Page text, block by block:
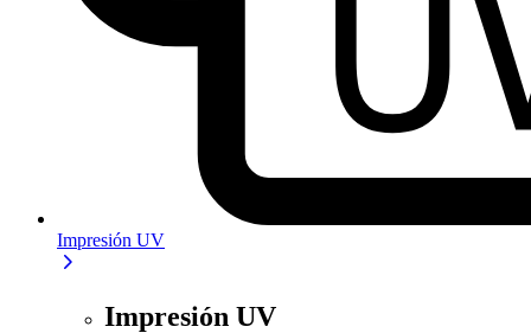
Impresión UV
Impresión UV